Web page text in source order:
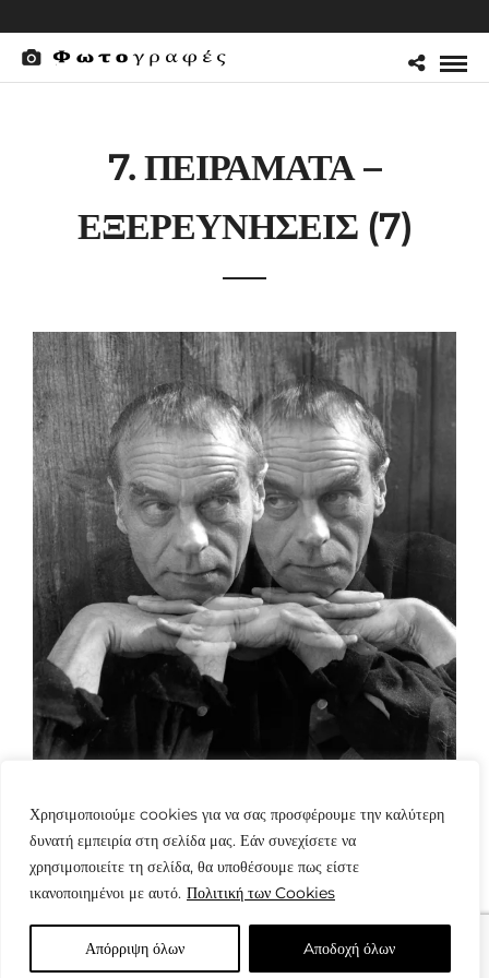
Χρησιμοποιούμε cookies για να σας προσφέρουμε την καλύτερη
δυνατή εμπειρία στη σελίδα μας. Εάν συνεχίσετε να
χρησιμοποιείτε τη σελίδα, θα υποθέσουμε πως είστε
ικανοποιημένοι με αυτό. Πολιτική των Cookies
Απόρριψη όλων Aποδοχή όλων
7. ΠΕΙΡΑΜΑΤΑ –
ΕΞΕΡΕΥΝΗΣΕΙΣ (7)
© Copyright: www.fotografes.gr - Δαμιανός Μωραΐτης